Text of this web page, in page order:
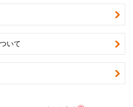
いて